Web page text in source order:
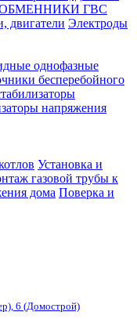
ГВС
двигатели Электроды
однофазные
бесперебойного
напряжения
Установка и
газовой трубы к
дома Поверка и
6 (Домострой)